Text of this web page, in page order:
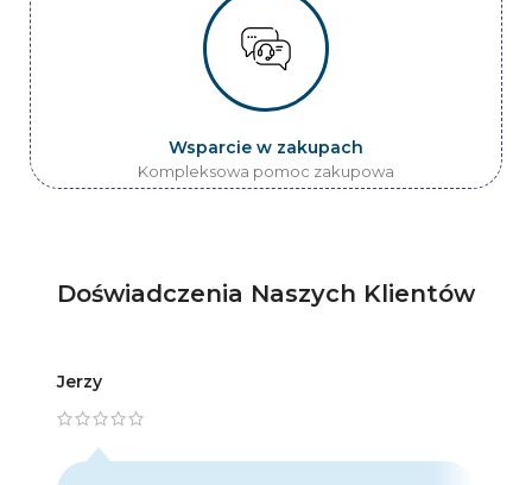
Wsparcie w zakupach
Kompleksowa pomoc zakupowa
Doświadczenia Naszych Klientów
Jerzy